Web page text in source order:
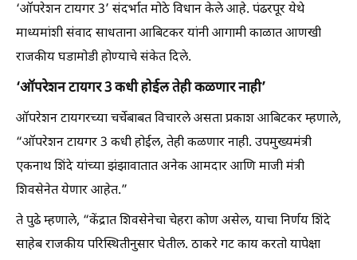
‘ऑपरेशन टायगर 3’ संदर्भात मोठे विधान केले आहे. पंढरपूर येथे
माध्यमांशी संवाद साधताना आबिटकर यांनी आगामी काळात आणखी
राजकीय घडामोडी होण्याचे संकेत दिले.
‘ऑपरेशन टायगर 3 कधी होईल तेही कळणार नाही’
ऑपरेशन टायगरच्या चर्चेबाबत विचारले असता प्रकाश आबिटकर म्हणाले,
“ऑपरेशन टायगर 3 कधी होईल, तेही कळणार नाही. उपमुख्यमंत्री
एकनाथ शिंदे यांच्या झंझावातात अनेक आमदार आणि माजी मंत्री
शिवसेनेत येणार आहेत.”
ते पुढे म्हणाले, “केंद्रात शिवसेनेचा चेहरा कोण असेल, याचा निर्णय शिंदे
साहेब राजकीय परिस्थितीनुसार घेतील. ठाकरे गट काय करतो यापेक्षा